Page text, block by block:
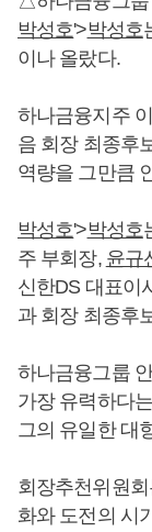
박성호'>박성호
이나 올랐다.
하나금융지주
음 회장 최종후
역량을 그만큼
박성호'>박성호
주 부회장, 윤규
신한DS 대표이
과 회장 최종후
하나금융그룹
가장 유력하다
그의 유일한 대
회장추천위원
화와 도전의 시